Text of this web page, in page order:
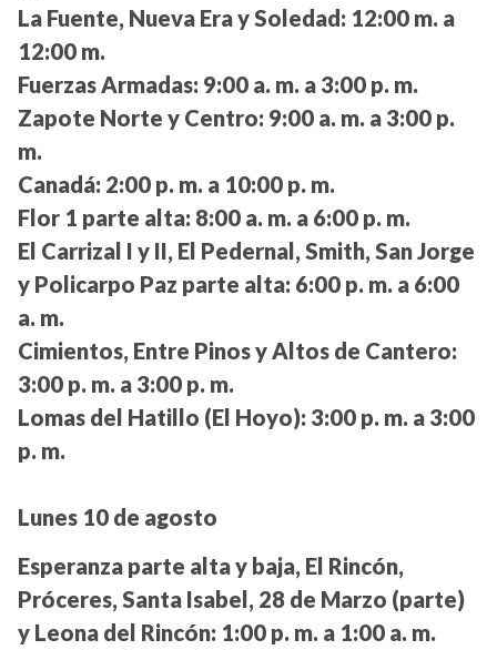
La Fuente, Nueva Era y Soledad: 12:00 m. a
12:00 m.
Fuerzas Armadas: 9:00 a. m. a 3:00 p. m.
Zapote Norte y Centro: 9:00 a. m. a 3:00 p.
m.
Canadá: 2:00 p. m. a 10:00 p. m.
Flor 1 parte alta: 8:00 a. m. a 6:00 p. m.
El Carrizal I y II, El Pedernal, Smith, San Jorge
y Policarpo Paz parte alta: 6:00 p. m. a 6:00
a. m.
Cimientos, Entre Pinos y Altos de Cantero:
3:00 p. m. a 3:00 p. m.
Lomas del Hatillo (El Hoyo): 3:00 p. m. a 3:00
p. m.
Lunes 10 de agosto
Esperanza parte alta y baja, El Rincón,
Próceres, Santa Isabel, 28 de Marzo (parte)
y Leona del Rincón: 1:00 p. m. a 1:00 a. m.